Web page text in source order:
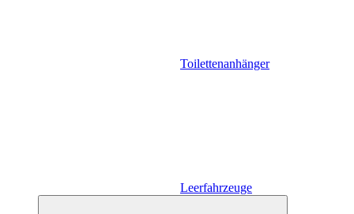
Toilettenanhänger
Leerfahrzeuge